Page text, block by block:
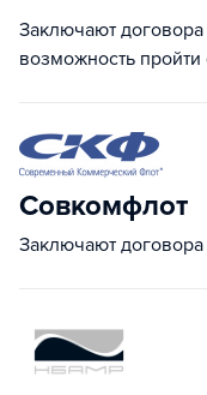
Заключают
возможность пройти
Совкомфлот
Заключают